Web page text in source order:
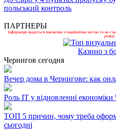
польський контроль
ПАРТНЕРЫ
Інформація надається виключно з ознайомчою метою та не є
розваг.
Казино з
Чернигов сегодня
Вечер дома в Чернигове: как
Роль ІТ у відновленні економіки
ТОП 5 причин, чому треба
сьогодні